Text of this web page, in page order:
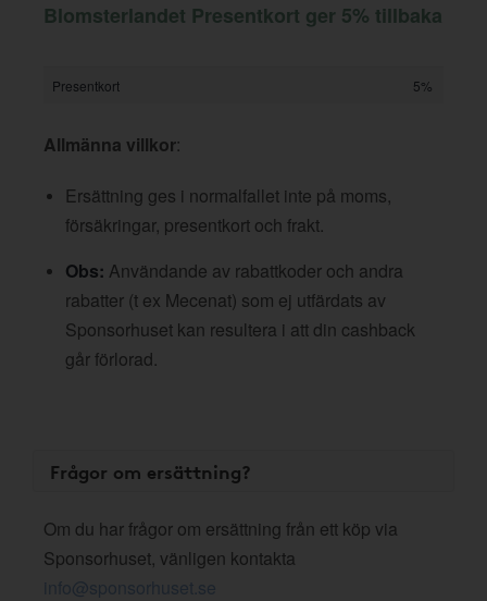
Blomsterlandet Presentkort ger 5% tillbaka
Presentkort 5%
Allmänna villkor:
Ersättning ges i normalfallet inte på moms,
försäkringar, presentkort och frakt.
Obs: Användande av rabattkoder och andra
rabatter (t ex Mecenat) som ej utfärdats av
Sponsorhuset kan resultera i att din cashback
går förlorad.
Frågor om ersättning?
Om du har frågor om ersättning från ett köp via
Sponsorhuset, vänligen kontakta
info@sponsorhuset.se